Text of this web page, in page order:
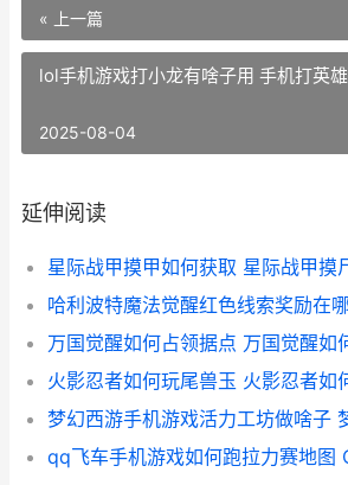
« 上一篇
lol手机游戏打小龙有啥子用 手机打英
2025-08-04
延伸阅读
星际战甲摸甲如何获取 星际战甲摸
万国觉醒如何占领据点 万国觉醒如
火影忍者如何玩尾兽玉 火影忍者如